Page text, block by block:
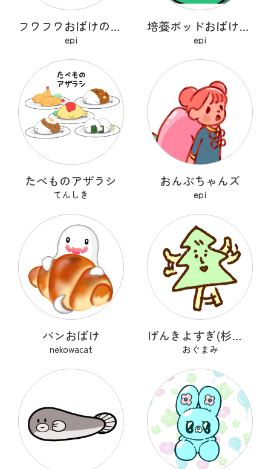
フワフワおばけのポメマロ
epi
培養ポッドおばけ フライトン
epi
たべものアザラシ
てんしき
おんぶちゃんズ
epi
パンおばけ
nekowacat
げんきよすぎ(杉の木)
おぐまみ